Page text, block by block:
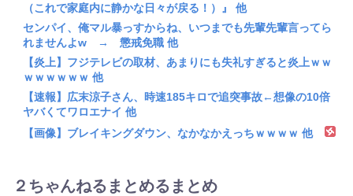
（これで家庭内に静かな日々が戻る！）』 他
センパイ、俺マル暴っすからね、いつまでも先輩先輩言ってら
れませんよw → 懲戒免職 他
【炎上】フジテレビの取材、あまりにも失礼すぎると炎上ｗｗ
ｗｗｗｗｗｗ 他
【速報】広末涼子さん、時速185キロで追突事故←想像の10倍
ヤバくてワロエナイ 他
【画像】ブレイキングダウン、なかなかえっちｗｗｗｗ 他
２ちゃんねるまとめるまとめ